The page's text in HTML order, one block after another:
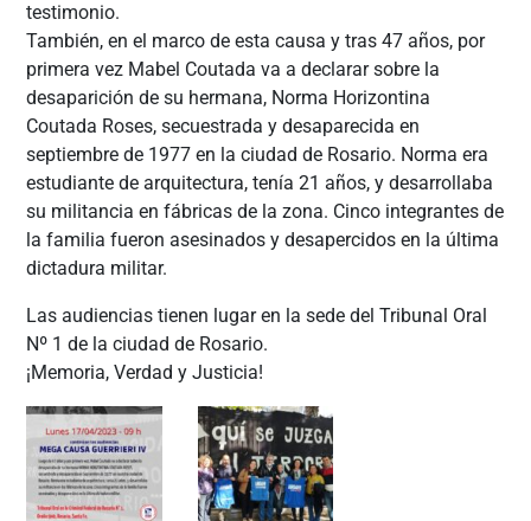
testimonio.
También, en el marco de esta causa y tras 47 años, por
primera vez Mabel Coutada va a declarar sobre la
desaparición de su hermana, Norma Horizontina
Coutada Roses, secuestrada y desaparecida en
septiembre de 1977 en la ciudad de Rosario. Norma era
estudiante de arquitectura, tenía 21 años, y desarrollaba
su militancia en fábricas de la zona. Cinco integrantes de
la familia fueron asesinados y desapercidos en la última
dictadura militar.
Las audiencias tienen lugar en la sede del Tribunal Oral
Nº 1 de la ciudad de Rosario.
¡Memoria, Verdad y Justicia!